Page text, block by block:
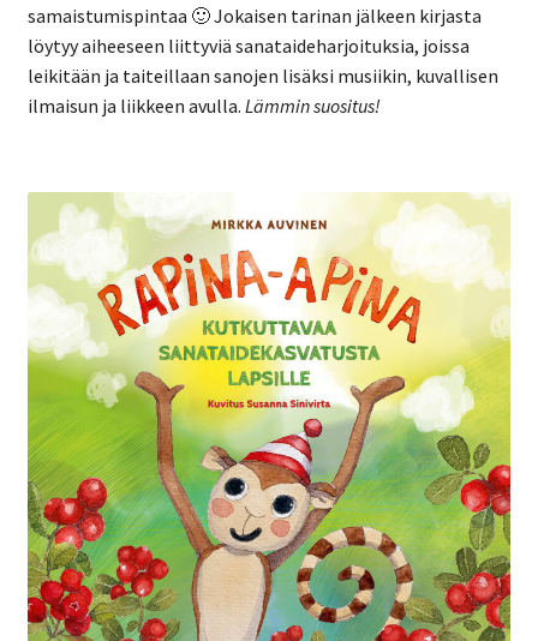
samaistumispintaa 🙂 Jokaisen tarinan jälkeen kirjasta
löytyy aiheeseen liittyviä sanataideharjoituksia, joissa
leikitään ja taiteillaan sanojen lisäksi musiikin, kuvallisen
ilmaisun ja liikkeen avulla. Lämmin suositus!